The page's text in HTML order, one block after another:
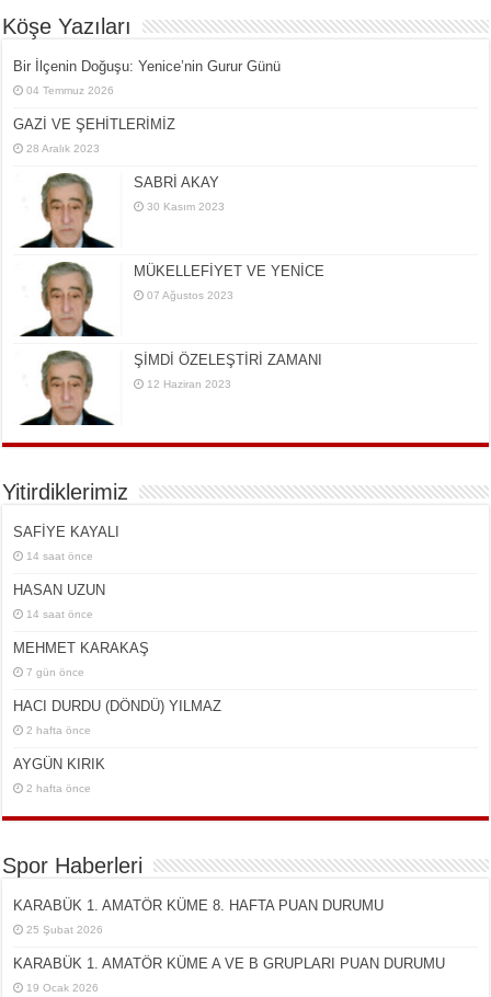
Köşe Yazıları
Bir İlçe­nin Do­ğu­şu: Ye­ni­ce’nin Gurur Günü
04 Temmuz 2026
GAZİ VE ŞEHİTLERİMİZ
28 Aralık 2023
SABRİ AKAY
30 Kasım 2023
MÜKELLEFİYET VE YENİCE
07 Ağustos 2023
ŞİMDİ ÖZELEŞTİRİ ZAMANI
12 Haziran 2023
Yitirdiklerimiz
SAFİYE KAYALI
14 saat önce
HASAN UZUN
14 saat önce
MEHMET KARAKAŞ
7 gün önce
HACI DURDU (DÖNDÜ) YILMAZ
2 hafta önce
AYGÜN KIRIK
2 hafta önce
Spor Haberleri
KARABÜK 1. AMATÖR KÜME 8. HAFTA PUAN DURUMU
25 Şubat 2026
KARABÜK 1. AMATÖR KÜME A VE B GRUPLARI PUAN DURUMU
19 Ocak 2026